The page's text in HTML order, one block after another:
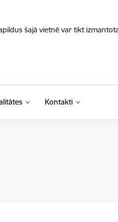
šajā vietnē var tikt
Kontakti